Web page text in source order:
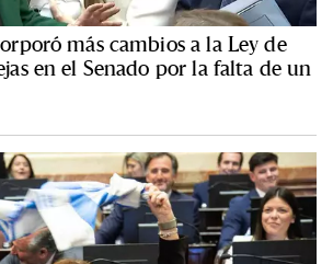
más cambios a la Ley de
en el Senado por la falta de un